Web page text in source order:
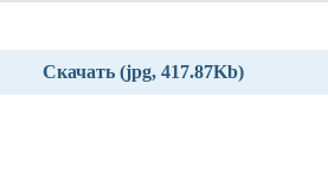
Скачать (jpg, 417.87Kb)